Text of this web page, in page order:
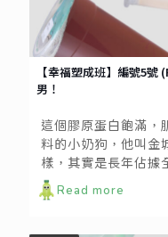
【幸福塑成班】編號5號
男！
這個膠原蛋白飽滿，
料的小奶狗，他叫金
樣，其實是長年佔據
著無限可能，年輕使
他耐住天氣的炎熱，
Read more